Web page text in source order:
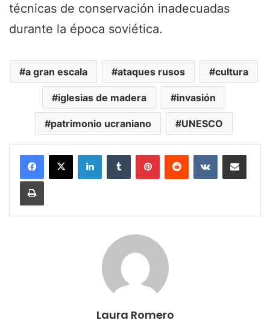
técnicas de conservación inadecuadas
durante la época soviética.
a gran escala ataques rusos cultura
iglesias de madera invasión
patrimonio ucraniano UNESCO
LinkedInTumblr PinterestReddit VKontakteShare via Email
Print
Laura Romero